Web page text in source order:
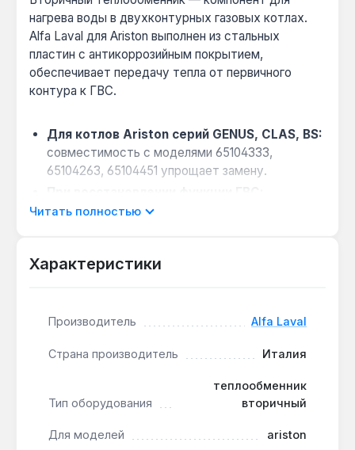
нагрева воды в двухконтурных газовых котлах.
Alfa Laval для Ariston выполнен из стальных
пластин с антикоррозийным покрытием,
обеспечивает передачу тепла от первичного
контура к ГВС.
Для котлов Ariston серий GENUS, CLAS, BS:
совместимость с моделями 65104333,
65104263, 65104451 упрощает замену.
пластинчатая конструкция обеспечивает
°dH:стальные пластины с покрытием
Теплообменник предназначен для ремонта
— Италия. Гарантия 1 год, доставка по Украине.
Читать полностью
Характеристики
Производитель Alfa Laval
Страна производитель Италия
Тип оборудования
теплообменник
вторичный
Для моделей ariston